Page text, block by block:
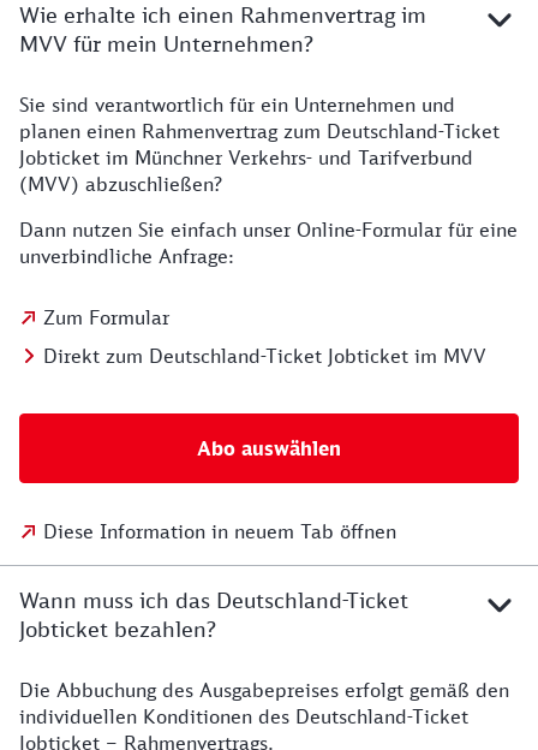
Wie erhalte ich einen Rahmenvertrag im
MVV für mein Unternehmen?
Sie sind verantwortlich für ein Unternehmen und
planen einen Rahmenvertrag zum Deutschland-Ticket
Jobticket im Münchner Verkehrs- und Tarifverbund
(MVV) abzuschließen?
Dann nutzen Sie einfach unser Online-Formular für eine
unverbindliche Anfrage:
Zum Formular
Direkt zum Deutschland-Ticket Jobticket im MVV
Abo auswählen
Diese Information in neuem Tab öffnen
Wann muss ich das Deutschland-Ticket
Jobticket bezahlen?
Die Abbuchung des Ausgabepreises erfolgt gemäß den
individuellen Konditionen des Deutschland-Ticket
Jobticket – Rahmenvertrags.